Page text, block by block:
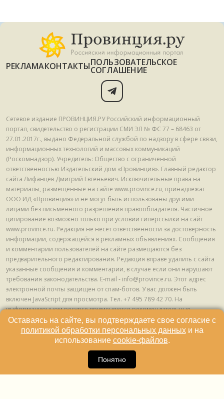
РЕКЛАМАКОНТАКТЫПОЛЬЗОВАТЕЛЬСКОЕ
СОГЛАШЕНИЕ
Сетевое издание ПРОВИНЦИЯ.РУ Российский информационный
портал, свидетельство о регистрации СМИ ЭЛ № ФС 77 – 68463 от
27.01.2017г., выдано Федеральной службой по надзору в сфере связи,
информационных технологий и массовых коммуникаций
(Роскомнадзор). Учредитель: Общество с ограниченной
ответственностью Издательский дом «Провинция». Главный редактор
сайта Лифанцев Дмитрий Евгеньевич. Исключительные права на
материалы, размещенные на сайте www.province.ru, принадлежат
ООО ИД «Провинция» и не могут быть использованы другими
лицами без письменного разрешения правообладателя. Частичное
цитирование возможно только при условии гиперссылки на сайт
www.province.ru. Редакция не несет ответственности за достоверность
информации, содержащейся в рекламных объявлениях. Сообщения
и комментарии пользователей на сайте размещаются без
предварительного редактирования. Редакция вправе удалить с сайта
указанные сообщения и комментарии, в случае если они нарушают
требования законодательства. E-mail - info@province.ru. Этот адрес
электронной почты защищен от спам-ботов. У вас должен быть
включен JavaScript для просмотра. Tел. +7 495 789 42 70. На
информационном ресурсе применяются рекомендательные
технологии (информационные технологии предоставления
информации на основе сбора, систематизации и анализа сведений,
относящихся к предпочтениям пользователей сети "Интернет",
находящихся на территории Российской Федерации) © ООО ИД
Оставаясь на сайте, вы подтверждаете свое согласие с
политикой обработки персональных данныхи на
использование cookie-файлов.
Понятно